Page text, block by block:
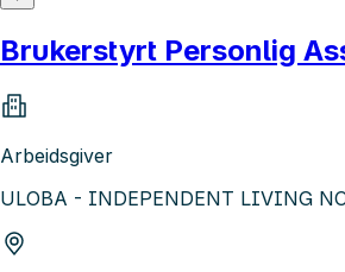
Brukerstyrt Personlig
Arbeidsgiver
ULOBA - INDEPENDENT LIVING